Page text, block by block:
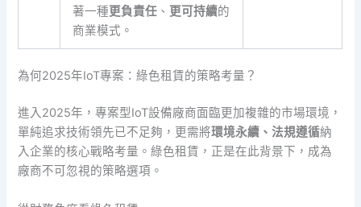
著一種更負責任 、 更可持續的
商業模式。
為何2025年IoT專案：綠色租賃的策略考量？
進入2025年，專案型IoT設備廠商面臨更加複雜的市場環境，
單純追求技術領先已不足夠，更需將環境永續、法規遵循納
入企業的核心戰略考量。綠色租賃，正是在此背景下，成為
廠商不可忽視的策略選項。